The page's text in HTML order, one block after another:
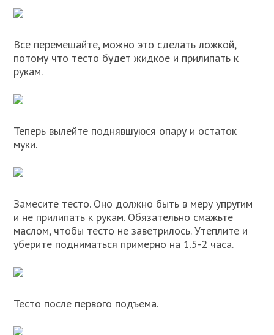
Все перемешайте, можно это сделать ложкой,
потому что тесто будет жидкое и прилипать к
рукам.
Теперь вылейте поднявшуюся опару и остаток
муки.
Замесите тесто. Оно должно быть в меру упругим
и не прилипать к рукам. Обязательно смажьте
маслом, чтобы тесто не заветрилось. Утеплите и
уберите подниматься примерно на 1.5-2 часа.
Тесто после первого подъема.